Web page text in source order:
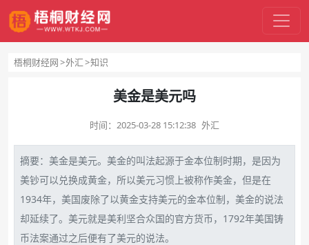
梧桐财经网 外汇 知识
美金是美元吗
时间： 2025-03-28 15:12:38 外汇
摘要：美金是美元。美金的叫法起源于金本位制时期，是因为
美钞可以兑换成黄金，所以美元习惯上被称作美金，但是在
1934年，美国废除了以黄金支持美元的金本位制，美金的说法
却延续了。美元就是美利坚合众国的官方货币，1792年美国铸
币法案通过之后便有了美元的说法。